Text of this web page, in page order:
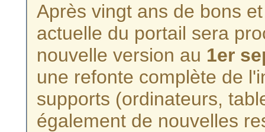
Après vingt ans de bons
actuelle du portail sera
nouvelle version au 1er
une refonte complète de
supports (ordinateurs,
également de nouvelles